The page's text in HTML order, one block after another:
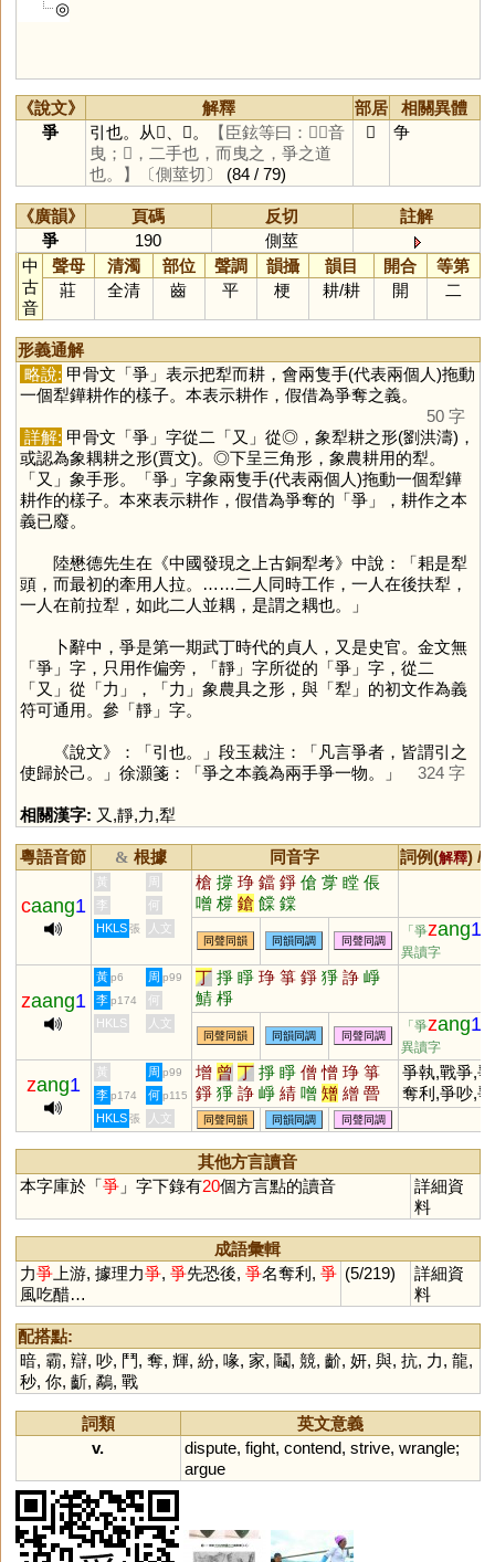
◎
《說文》 解釋 部居
相關異體
爭
引也。从𠬪、。
【臣鉉等曰：，音
曳；𠬪，二手也，而曳之，爭之道
也。】
〔側莖切〕 (84 / 79)
𠬪 争
《廣韻》 頁碼 反切
註解
爭
190
側莖
中
古
音
聲母 清濁 部位 聲調 韻攝 韻目 開合
等第
莊
全清 齒 平 梗 耕/耕 開 二
形義通解
略說: 甲骨文「爭」表示把犁而耕，會兩隻手(代表兩個人)拖動
一個犁鏵耕作的樣子。本表示耕作，假借為爭奪之義。
50 字
詳解: 甲骨文「爭」字從二「又 」從◎，象犁耕之形(劉洪濤)，
或認為象耦耕之形(賈文)。◎下呈三角形，象農耕用的犁。
「又 」象手形。「爭」字象兩隻手(代表兩個人)拖動一個犁鏵
耕作的樣子。本來表示耕作，假借為爭奪的「爭」，耕作之本
義已廢。
陸懋德先生在《中國發現之上古銅犁考》中說：「耜是犁
頭，而最初的牽用人拉。……二人同時工作，一人在後扶犁，
一人在前拉犁，如此二人並耦，是謂之耦也。」
卜辭中，爭是第一期武丁時代的貞人，又是史官。金文無
「爭」字，只用作偏旁，「靜」字所從的「爭」字，從二
「又 」從「力 」，「力 」象農具之形，與「犁」的初文作為義
符可通用。參「靜」字。
《說文》：「引也。」段玉裁注：「凡言爭者，皆謂引之
使歸於己。」徐灝箋：「爭之本義為兩手爭一物。」
324 字
相關漢字: 又,靜,力,犁
粵語音節 & 根據 同音字 詞例(解釋) /
caang1
黃 周 槍 撐 琤 鐺 錚 傖 牚 瞠 倀
噌 橕 鎗 饓 鏿
李
何
HKLS 張 人文
同聲同韻 同韻同調 同聲同調
「爭zang1
異讀字
zaang1
黃 p6 周 p99 丁 掙 睜 琤 箏 錚 猙 諍 崢
鯖 棦
李 p174
何
HKLS
人文
同聲同韻 同韻同調 同聲同調
「爭zang1
異讀字
zang1
黃 周 p99 增 曾 丁 掙 睜 僧 憎 琤 箏
錚 猙 諍 崢 綪 噌 矰 繒 罾
糽 璔 埩 埥 棦 崝 鬙 橧 磳
爭執,戰爭,
奪利,爭吵,爭
鬥,爭鳴,爭
爭霸,競爭,
吃醋
李 p174 何 p115
HKLS 張 人文 同聲同韻 同韻同調 同聲同調
其他方言讀音
本字庫於「爭」字下錄有20個方言點的讀音
詳細資
料
成語彙輯
力爭上游, 據理力爭, 爭先恐後, 爭名奪利, 爭
風吃醋…
(5/219)
詳細資
料
配搭點:
暗, 霸, 辯, 吵, 鬥, 奪, 輝, 紛, 喙, 家, 鬮, 競, 齘, 妍, 與, 抗, 力, 龍,
秒, 你, 齗, 鷸, 戰
詞類
英文意義
v.
dispute, fight, contend, strive, wrangle;
argue